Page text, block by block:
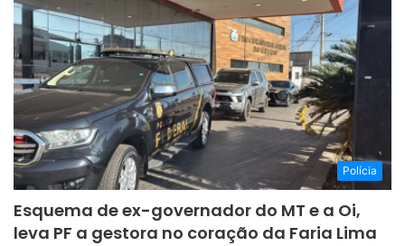
Polícia
Esquema de ex-governador do MT e a Oi,
leva PF a gestora no coração da Faria Lima